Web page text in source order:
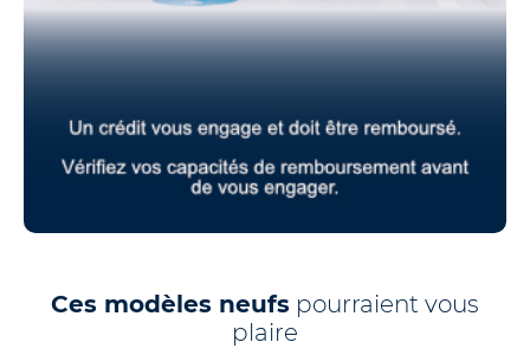
Ces modèles neufs pourraient vous
plaire